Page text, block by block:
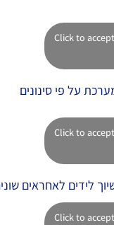
Click to
על פי סינונים
Click to
לידים לאחראים
Click to